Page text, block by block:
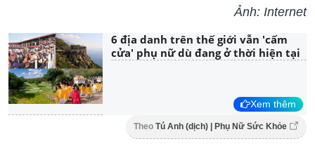
Ảnh: Internet
6 địa danh trên thế giới vẫn 'cấm
cửa' phụ nữ dù đang ở thời hiện tại
Xem thêm
Theo Tú Anh (dịch) | Phụ Nữ Sức Khỏe